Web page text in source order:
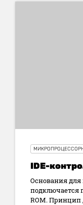
IDE-
Основания для
подключается
ROM. Принцип